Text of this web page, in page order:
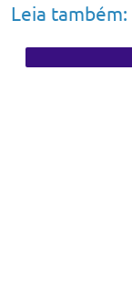
Leia também: